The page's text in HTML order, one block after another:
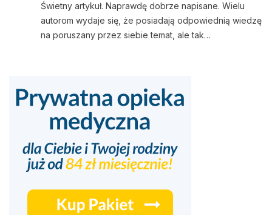
Świetny artykuł. Naprawdę dobrze napisane. Wielu
autorom wydaje się, że posiadają odpowiednią wiedzę
na poruszany przez siebie temat, ale tak…